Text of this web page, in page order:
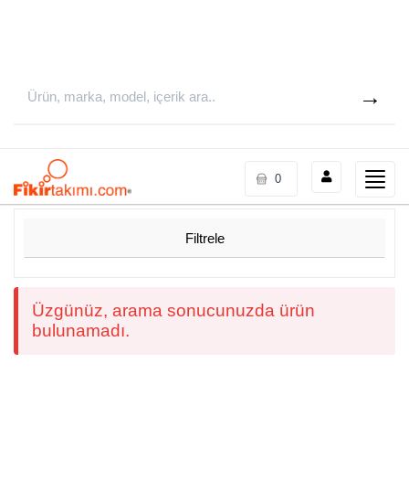
Toggle
0
Filtrele
Üzgünüz, arama sonucunuzda ürün
bulunamadı.